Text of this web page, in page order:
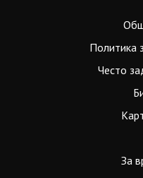
Политика
Често
За